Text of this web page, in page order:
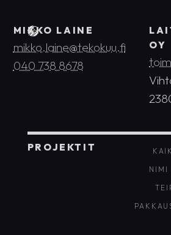
OY
MIKKO LAINE
mikko.laine@tekokuu.fi
040 738 8678
PROJEKTIT
NIMI